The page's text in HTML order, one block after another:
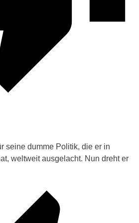
seine dumme Politik, die er in
weltweit ausgelacht. Nun dreht er